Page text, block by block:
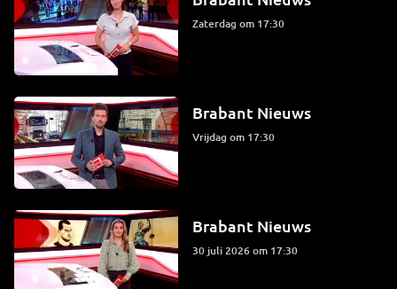
zaterdag om 17:30
Brabant Nieuws
vrijdag om 17:30
Brabant Nieuws
30 juli 2026 om 17:30